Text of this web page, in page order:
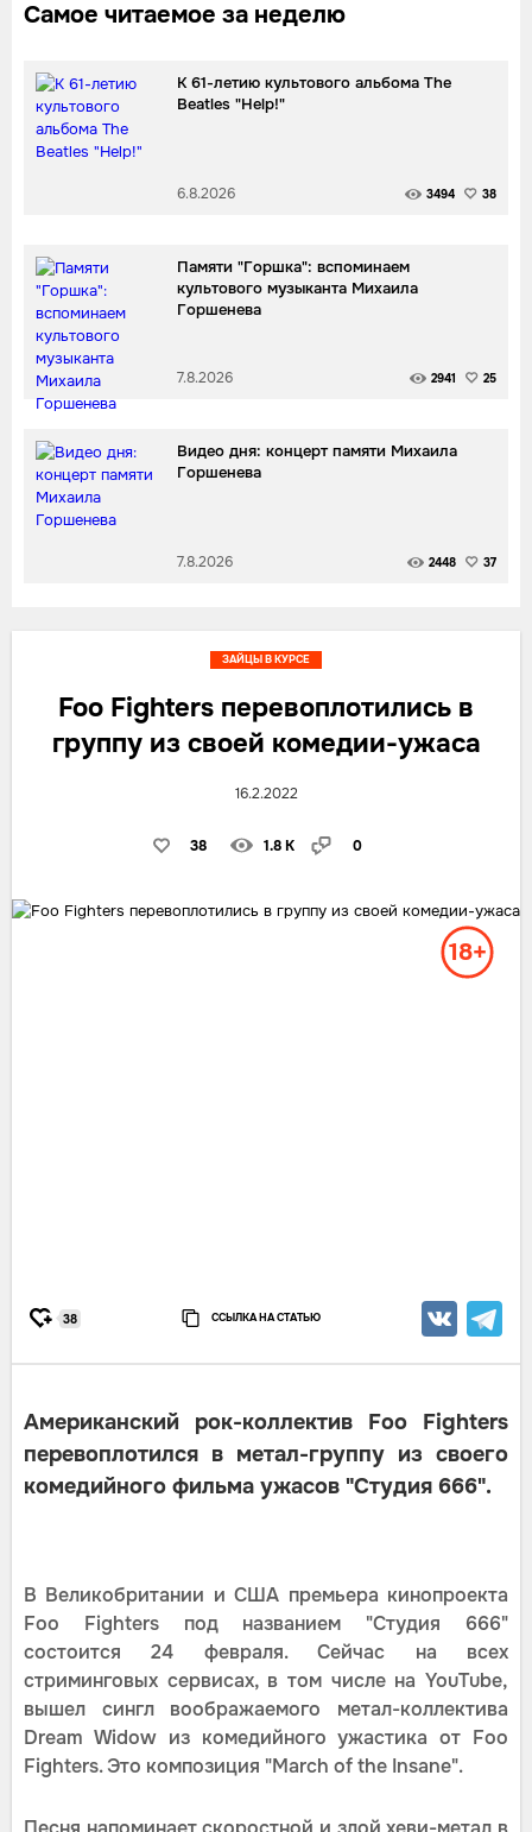
Самое читаемое за неделю
К 61-летию культового альбома The
Beatles "Help!"
6.8.2026 3494 38
Памяти "Горшка": вспоминаем
культового музыканта Михаила
Горшенева
7.8.2026 2941 25
Видео дня: концерт памяти Михаила
Горшенева
7.8.2026 2448 37
Foo Fighters перевоплотились в
группу из своей комедии-ужаса
16.2.2022
38 1.8 K 0
18+
ЗАЙЦЫ В КУРСЕ
38 ССЫЛКА НА СТАТЬЮ
Американский рок-коллектив Foo Fighters
перевоплотился в метал-группу из своего
комедийного фильма ужасов "Студия 666".
В Великобритании и США премьера кинопроекта
Foo Fighters под названием "Студия 666"
состоится 24 февраля. Сейчас на всех
стриминговых сервисах, в том числе на YouTube,
вышел сингл воображаемого метал-коллектива
Dream Widow из комедийного ужастика от Foo
Fighters. Это композиция "March of the Insane".